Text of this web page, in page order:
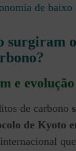
de baixo
surgiram
e evolução
de carbono
de Kyoto